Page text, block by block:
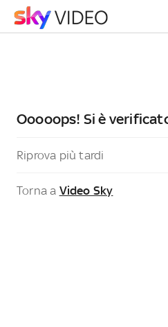
Ooooops! Si è
Riprova più tardi
Torna a Video Sky